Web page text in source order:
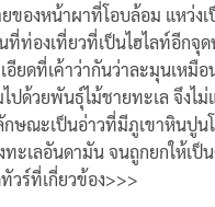
องหน้าผาที่โอบล้อม แหว่งเ
ท่องเที่ยวที่เป็นไฮไลท์อีกจุ
ยดที่เค้าว่ากันว่าละมุนเหมื
ด้วยพันธุ์ไม้ชายทะเล จึงไม่
กษณะเป็นอ่าวที่มีภูเขาหินปู
ะเลอันดามัน จนถูกยกให้เป็
ร์ที่เกี่ยวข้อง>>>